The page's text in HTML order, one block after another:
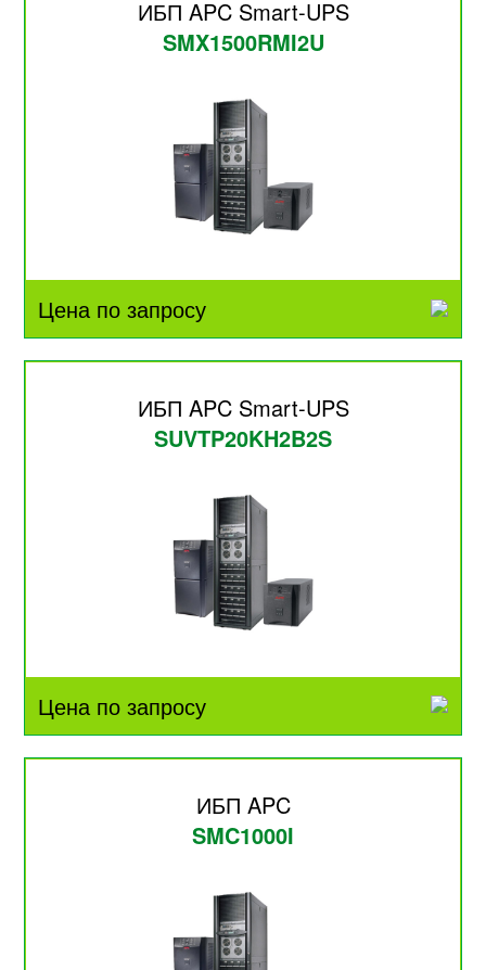
ИБП APC Smart-UPS
SMX1500RMI2U
Цена по запросу
ИБП APC Smart-UPS
SUVTP20KH2B2S
Цена по запросу
ИБП APC
SMC1000I